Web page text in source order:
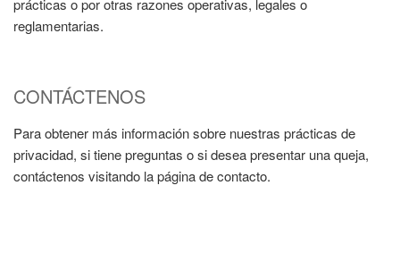
prácticas o por otras razones operativas, legales o
reglamentarias.
CONTÁCTENOS
Para obtener más información sobre nuestras prácticas de
privacidad, si tiene preguntas o si desea presentar una queja,
contáctenos visitando la página de contacto.